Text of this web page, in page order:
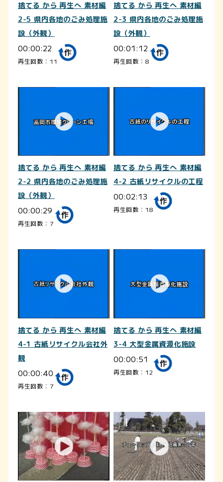
捨てる から 再生へ 素材編
2-5 県内各地のごみ処理施
設（外観）
00:00:22
再生回数：11
捨てる から 再生へ 素材編
2-3 県内各地のごみ処理施
設（外観）
00:01:12
再生回数：8
捨てる から 再生へ 素材編
2-2 県内各地のごみ処理施
設（外観）
00:00:29
再生回数：7
捨てる から 再生へ 素材編
4-2 古紙リサイクルの工程
00:02:13
再生回数：18
捨てる から 再生へ 素材編
4-1 古紙リサイクル会社外
観
00:00:40
再生回数：7
捨てる から 再生へ 素材編
3-4 大型金属資源化施設
00:00:51
再生回数：12